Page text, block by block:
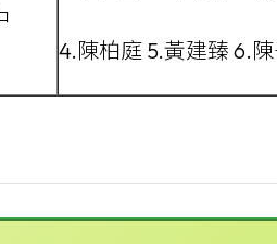
4.陳柏庭 5.黃建臻 6.